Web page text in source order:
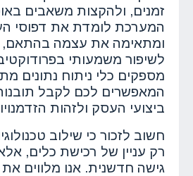
זמנים, ולהקצות משאבים
המערכת לומדת את דפוסי
ומתאימה את עצמה בהתאם,
לשיפור משמעותי
מספקים כלי ניתוח נתונים
המאפשרים לכם לקבל
ביצועי העסק ולזהות
רק עניין של רכישת כלים,
גישה חדשנית. אנו מלווים את